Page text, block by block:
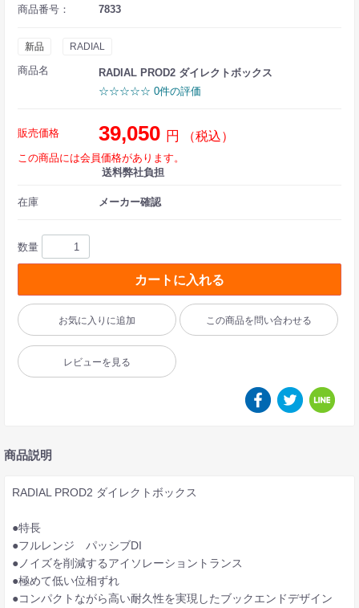
商品番号： 7833
新品 RADIAL
商品名
RADIAL PROD2 ダイレクトボックス
☆☆☆☆☆ 0件の評価
販売価格 39,050 円 （税込）
この商品には会員価格があります。
送料弊社負担
在庫 メーカー確認
数量
カートに入れる
お気に入りに追加 この商品を問い合わせる
レビューを見る
商品説明
RADIAL PROD2 ダイレクトボックス
●特長
●フルレンジ パッシブDI
●ノイズを削減するアイソレーショントランス
●極めて低い位相ずれ
●コンパクトながら高い耐久性を実現したブックエンドデザイン